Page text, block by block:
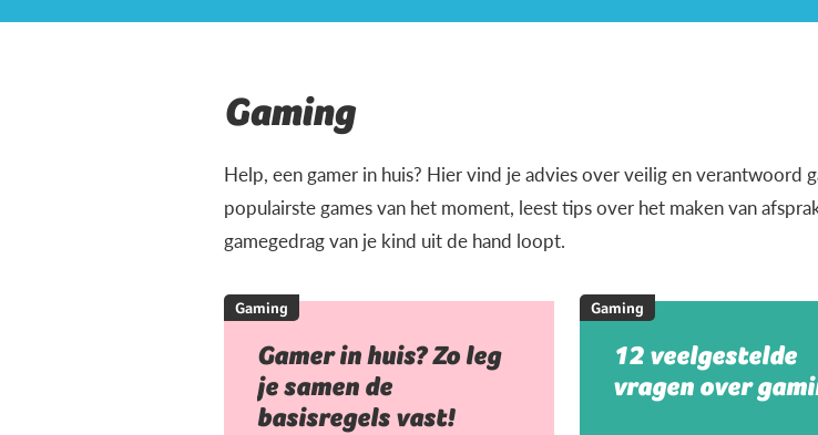
Gaming
Help, een gamer in huis? Hier vind je advies over veilig en verantwoord
populairste games van het moment, leest tips over het maken van
gamegedrag van je kind uit de hand loopt.
Gaming
Gamer in huis? Zo leg
je samen de
basisregels vast!
Gaming
12 veelgestelde
vragen over